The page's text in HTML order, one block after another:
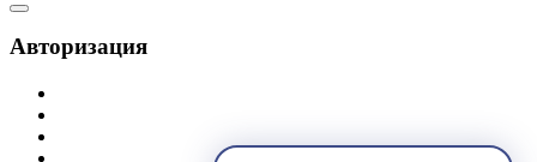
Авторизация